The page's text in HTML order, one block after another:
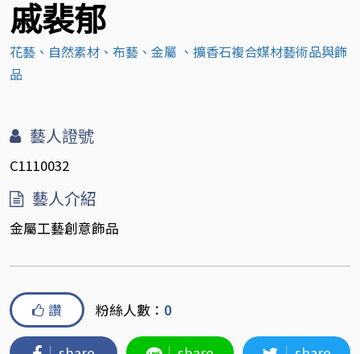
戚裴郁
花藝、自然素材、布藝、金屬 、擴香石複合媒材藝術品與飾
品
藝人證號
C1110032
藝人介紹
金屬工藝創意飾品
讚 粉絲人數： 0